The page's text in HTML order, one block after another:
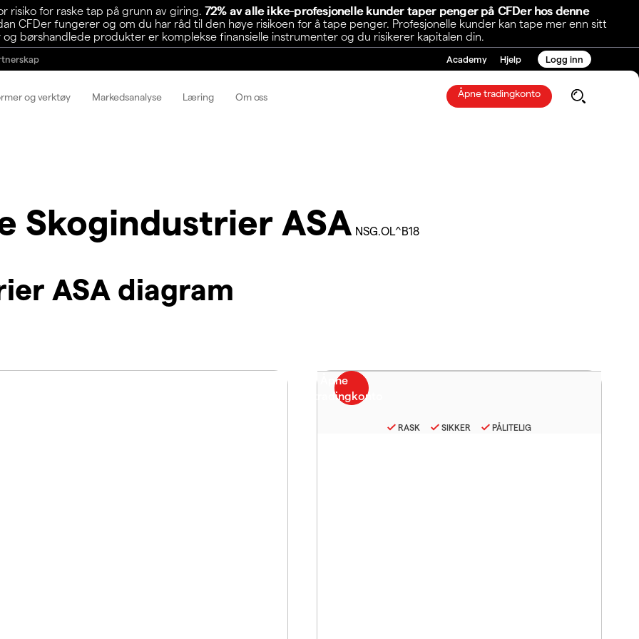
risiko for raske tap på grunn av giring.72% av alle ikke-profesjonelle kunder taper penger på CFDer hos denne
CFDer fungerer og om du har råd til den høye risikoen for å tape penger. Profesjonelle kunder kan tape mer enn sitt
børshandlede produkter er komplekse finansielle instrumenter og du risikerer kapitalen din.
Academy Hjelp Logg inn
og verktøy Markedsanalyse Læring Om oss Åpne tradingkonto
Skogindustrier ASA NSG.OL^B18
ASA diagram
RASK SIKKER PÅLITELIG